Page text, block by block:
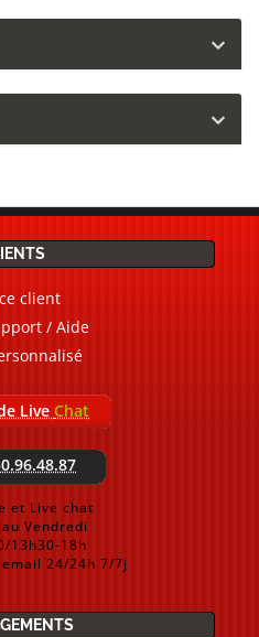
client
/ Aide
Live Chat
et Live chat
Vendredi
13h30-18h
24/24h 7/7j